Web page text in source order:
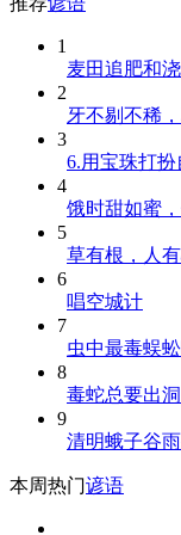
1
麦田追肥和
2
牙不剔不稀
3
6.用宝珠打扮
4
饿时甜如蜜
5
草有根，人
6
唱空城计
7
虫中最毒蜈
8
毒蛇总要出
9
清明蛾子谷
本周热门谚语